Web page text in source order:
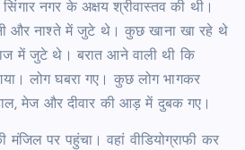
नगर के अक्षय श्रीवास्तव की थी।
और नाश्ते में जुटे थे। कुछ खाना खा रहे थे
में जुटे थे। बरात आने वाली थी कि
लोग घबरा गए। कुछ लोग भागकर
मेज और दीवार की आड़ में दुबक गए।
पर पहुंचा। वहां वीडियोग्राफी कर